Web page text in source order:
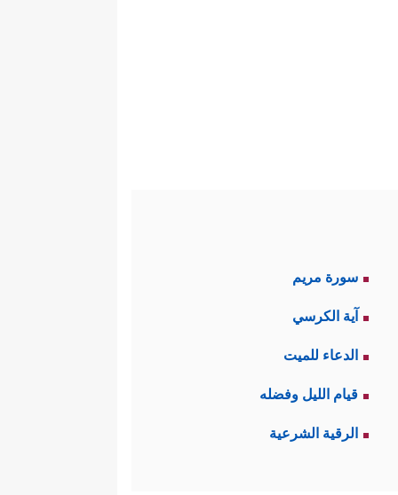
سورة مريم
آية الكرسي
الدعاء للميت
قيام الليل وفضله
الرقية الشرعية